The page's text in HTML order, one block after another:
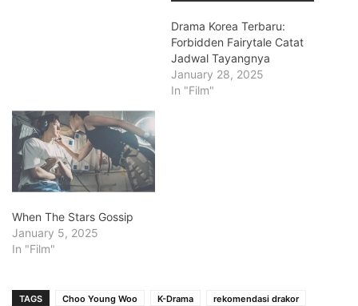
Drama Korea Terbaru:
Forbidden Fairytale Catat
Jadwal Tayangnya
January 28, 2025
In "Film"
When The Stars Gossip
January 5, 2025
In "Film"
TAGS Choo Young Woo K-Drama
rekomendasi drakor